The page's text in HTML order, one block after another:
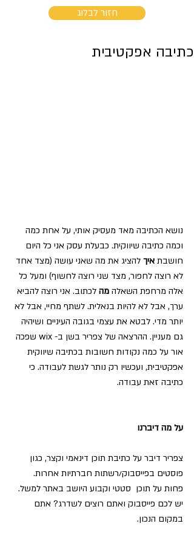
חזור לבלוג
כתיבה אפקטיבית
נושא הכתיבה מאד מעסיק אותי, על אחת כמה
וכמה כתיבה שיווקית. כבעלת עסק אני כל היום
חושבת איך להציג את מה שאני עושה (מצד אחד
לא רוצה לחפור, מצד שני רוצה לחשוף) ומעל כל
אלה מרחפת השאלה מה לכתוב. אני רוצה להביא
ערך, אבל לא להיות בנאלית. לשתף מחיי, אבל לא
יותר מדי. לבטא את עצמי בגובה העיניים ושיהיה
גם מעניין. ההרצאה של צפריר בשן ב- wix שפכה
אור על כמה נקודות חשובות בכתיבה שיווקית
אפקטיבית, ועכשיו רק נותר לגשת לעבודה. כי
כתיבה זאת עבודה.
על מה דיברנו
צפריר דיבר על כתיבת תוכן דינאמי וקצר, כגון
פוסטים בפייסבוק/רשתות חברתיות אחרות.
פחות על תוכן  סטטי וקבוע היושב באתר למשל.
יש לכם פייסבוק ואתם רוצים לשדרג? אתם
במקום הנכון.